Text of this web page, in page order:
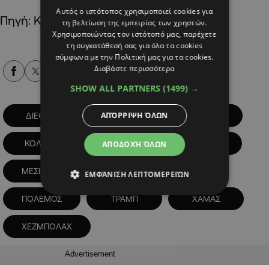
Πηγή: ΚΥΠΕ
Alpha Podcasts
ΔΙΕΘΝΗ ΕΚΕΧΕΙΡΙΑ
ΚΟΛΠΟΣ ΚΟΣΜΟΣ
ΜΕΣΗ ΑΝΑΤΟΛΗ ΝΕΤΑΝΙΑΧΟΥ
ΠΟΛΕΜΟΣ ΤΡΑΜΠ ΧΑΜΑΣ
ΧΕΖΜΠΟΛΑΧ
Advertisement
Αυτός ο ιστότοπος χρησιμοποιεί cookies για
τη βελτίωση της εμπειρίας των χρηστών.
Χρησιμοποιώντας τον ιστότοπό μας, παρέχετε
τη συγκατάθεσή σας για όλα τα cookies
σύμφωνα με την Πολιτική μας για τα cookies.
Διαβάστε περισσότερα
SHOW ALL PARTNERS (1499) →
ΑΠΟΔΟΧΉ ΌΛΩΝ
ΑΠΌΡΡΙΨΗ ΌΛΩΝ
ΕΜΦΆΝΙΣΗ ΛΕΠΤΟΜΕΡΕΙΏΝ